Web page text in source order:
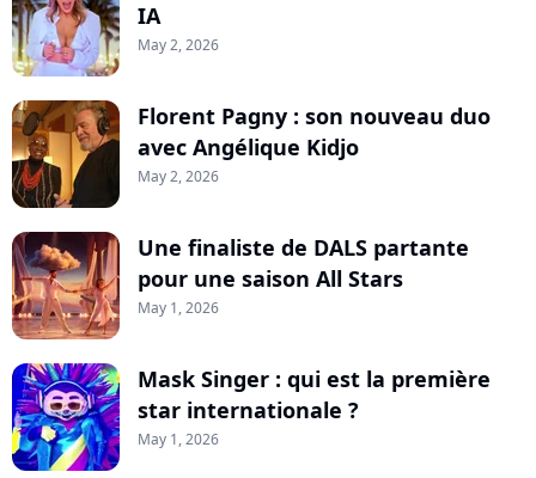
IA
May 2, 2026
Florent Pagny : son nouveau duo
avec Angélique Kidjo
May 2, 2026
Une finaliste de DALS partante
pour une saison All Stars
May 1, 2026
Mask Singer : qui est la première
star internationale ?
May 1, 2026